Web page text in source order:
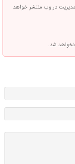
در وب منتشر خواهد
نخواهد شد.